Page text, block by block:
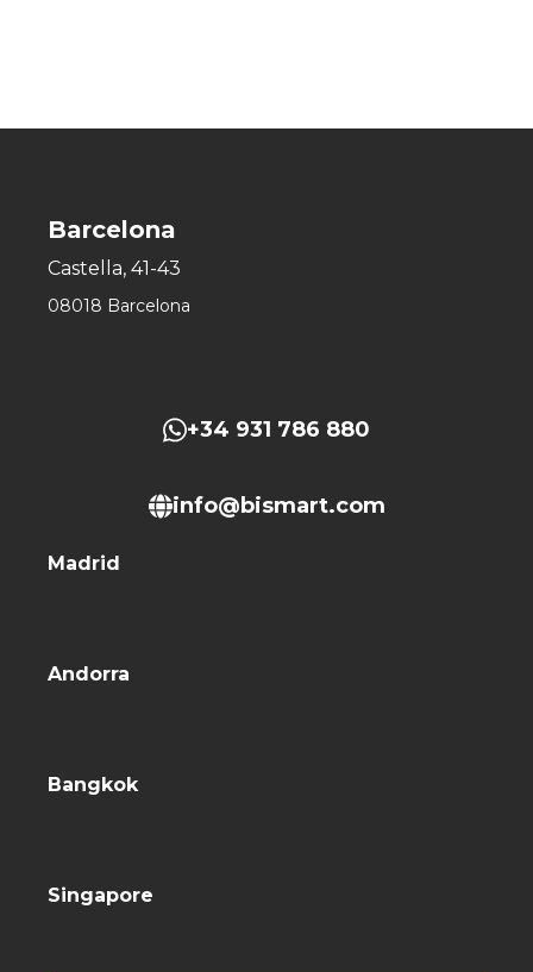
Barcelona
Castella, 41-43
08018 Barcelona
+34 931 786 880
info@bismart.com
Madrid
Andorra
Bangkok
Singapore